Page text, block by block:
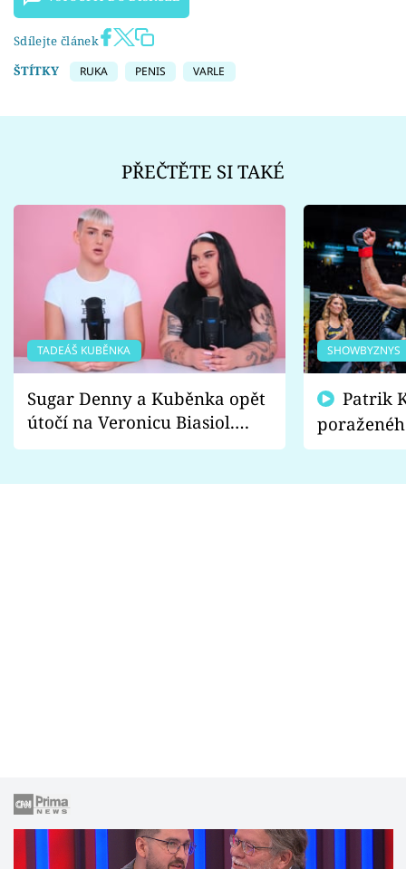
Sdílejte článek
ŠTÍTKY
RUKA PENIS VARLE
PŘEČTĚTE SI TAKÉ
TADEÁŠ KUBĚNKA
Sugar Denny a Kuběnka opět
útočí na Veronicu Biasiol.
Proč je podle nich falešná a
SHOWBYZNYS
fanoušci